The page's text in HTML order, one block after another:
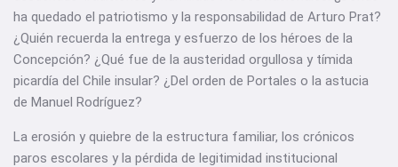
ha quedado el patriotismo y la responsabilidad de Arturo Prat?
¿Quién recuerda la entrega y esfuerzo de los héroes de la
Concepción? ¿Qué fue de la austeridad orgullosa y tímida
picardía del Chile insular? ¿Del orden de Portales o la astucia
de Manuel Rodríguez?
La erosión y quiebre de la estructura familiar, los crónicos
paros escolares y la pérdida de legitimidad institucional